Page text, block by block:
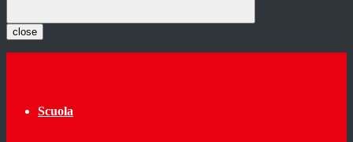
close
Scuola